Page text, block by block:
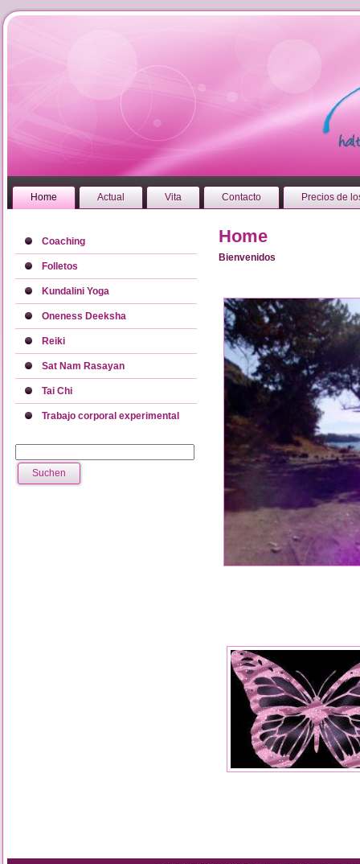
Home Actual Vita Contacto Precios de
Coaching
Folletos
Kundalini Yoga
Oneness Deeksha
Reiki
Sat Nam Rasayan
Tai Chi
Trabajo corporal experimental
Home
Bienvenidos